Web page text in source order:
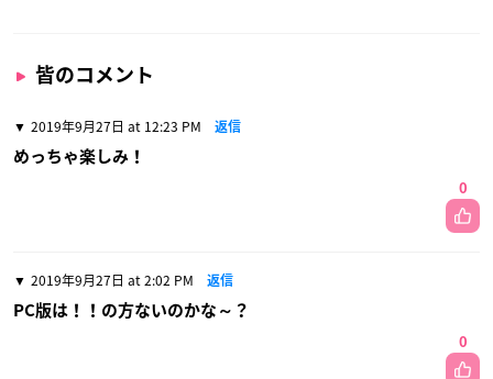
皆のコメント
2019年9月27日 at 12:23 PM 返信
めっちゃ楽しみ！
0
2019年9月27日 at 2:02 PM 返信
PC版は！！の方ないのかな～？
0